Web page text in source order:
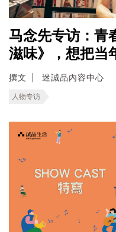
马念先专访：青
滋味》，想把当
撰文 迷誠品內容中心
人物专访